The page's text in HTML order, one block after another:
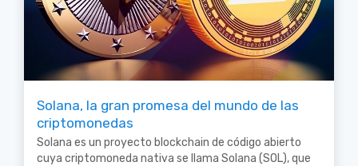
Solana, la gran promesa del mundo de las
criptomonedas
Solana es un proyecto blockchain de código abierto
cuya criptomoneda nativa se llama Solana (SOL), que